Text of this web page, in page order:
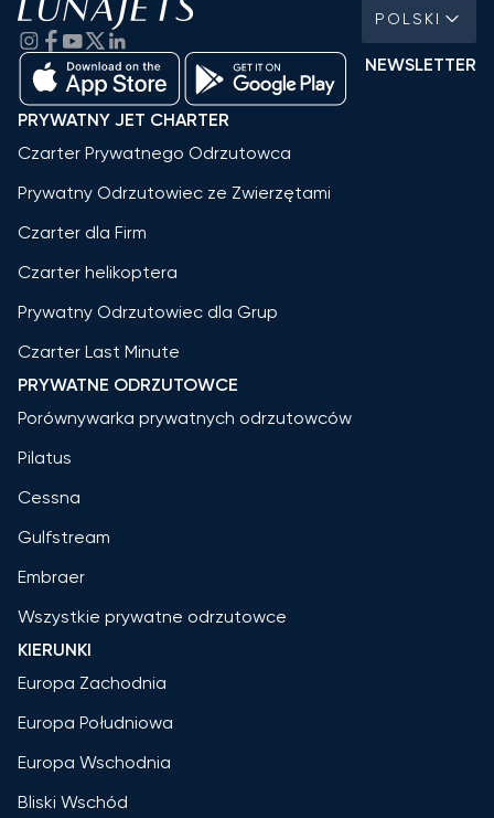
POLSKI
NEWSLETTER
PRYWATNY JET CHARTER
Czarter Prywatnego Odrzutowca
Prywatny Odrzutowiec ze Zwierzętami
Czarter dla Firm
Czarter helikoptera
Prywatny Odrzutowiec dla Grup
Czarter Last Minute
PRYWATNE ODRZUTOWCE
Porównywarka prywatnych odrzutowców
Pilatus
Cessna
Gulfstream
Embraer
Wszystkie prywatne odrzutowce
KIERUNKI
Europa Zachodnia
Europa Południowa
Europa Wschodnia
Bliski Wschód